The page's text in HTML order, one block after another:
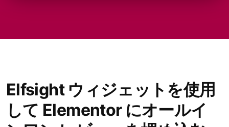
Elfsight ウィジェットを使用
して Elementor にオールイ